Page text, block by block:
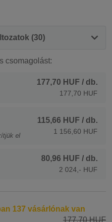
(30)
csomagolást:
177,70 HUF / db.
177,70 HUF
el
115,66 HUF / db.
1 156,60 HUF
80,96 HUF / db.
2 024,- HUF
137 vásárlónak van
177,70 HUF